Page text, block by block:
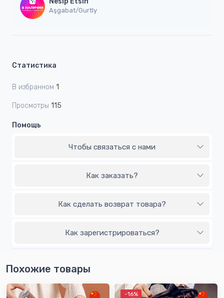
Aşgabat/Gurtly
Статистика
В избранном 1
Просмотры 115
Помощь
Чтобы связаться с нами
Как заказать?
Как сделать возврат товара?
Как зарегистрироваться?
Похожие товары
-16%